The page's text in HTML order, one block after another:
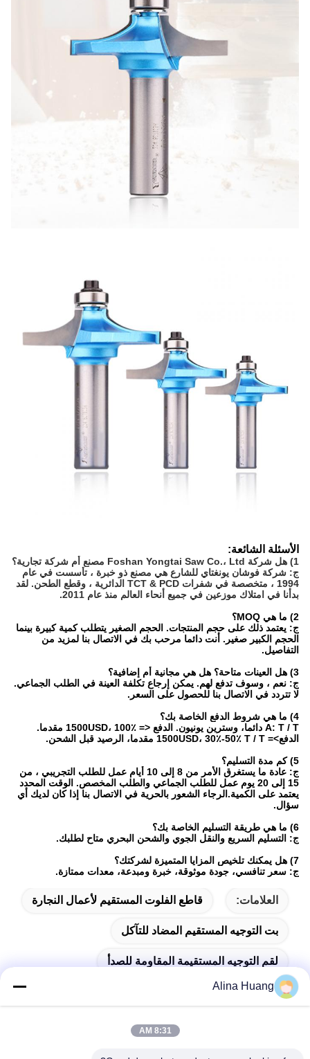
الأسئلة الشائعة:
1) هل شركة Foshan Yongtai Saw Co.، Ltd مصنع أم شركة تجارية؟
ج: شركة فوشان يونغتاي للشارع هي مصنع ذو خبرة ، تأسست في عام
1994 ، متخصصة في شفرات TCT & PCD الدائرية ، وقطع الطحن. لقد
بدأنا في امتلاك موزعين في جميع أنحاء العالم منذ عام 2011.
2) ما هي MOQ؟
ج: يعتمد ذلك على حجم المنتجات. الحجم الصغير يتطلب كمية كبيرة بينما
الحجم الكبير صغير. أنت دائما مرحب بك في الاتصال بنا لمزيد من
التفاصيل.
3) هل العينات متاحة؟ هل هي مجانية أم إضافية؟
ج: نعم ، وسوف تدفع لهم. يمكن إرجاع تكلفة العينة في الطلب الجماعي.
لا تتردد في الاتصال بنا للحصول على السعر.
4) ما هي شروط الدفع الخاصة بك؟
A: T / T دائما، وسترين يونيون. الدفع <= 1500USD، 100٪ مقدما.
الدفع>= 1500USD، 30٪-50٪ T / T مقدما، الرصيد قبل الشحن.
5) كم مدة التسليم؟
ج: عادة ما يستغرق الأمر من 8 إلى 10 أيام عمل للطلب التجريبي ، من
15 إلى 20 يوم عمل للطلب الجماعي والطلب المخصص. الوقت المحدد
يعتمد على الكمية.الرجاء الشعور بالحرية في الاتصال بنا إذا كان لديك أي
سؤال.
6) ما هي طريقة التسليم الخاصة بك؟
ج: التسليم السريع والنقل الجوي والشحن البحري متاح لطلبك.
7) هل يمكنك تلخيص المزايا المتميزة لشركتك؟
ج: سعر تنافسي، جودة موثوقة، خبرة ومبدعة، معدات ممتازة.
العلامات: قاطع الفلوت المستقيم لأعمال النجارة
بت التوجيه المستقيم المضاد للتآكل
لقم التوجيه المستقيمة المقاومة للصدأ
Alina Huang
8:31 AM